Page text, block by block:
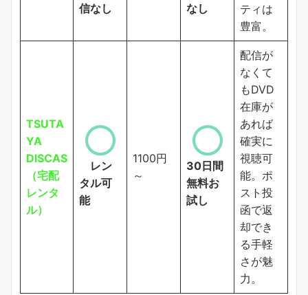
信なし
なし
ティは
豊富。
TSUTA
YA
DISCAS
（宅配
レンタ
ル）
レン
タル可
能
1100円
～
30日間
無料お
試し
配信が
なくて
もDVD
在庫が
あれば
確実に
視聴可
能。ポ
スト投
函で返
却でき
る手軽
さが魅
力。